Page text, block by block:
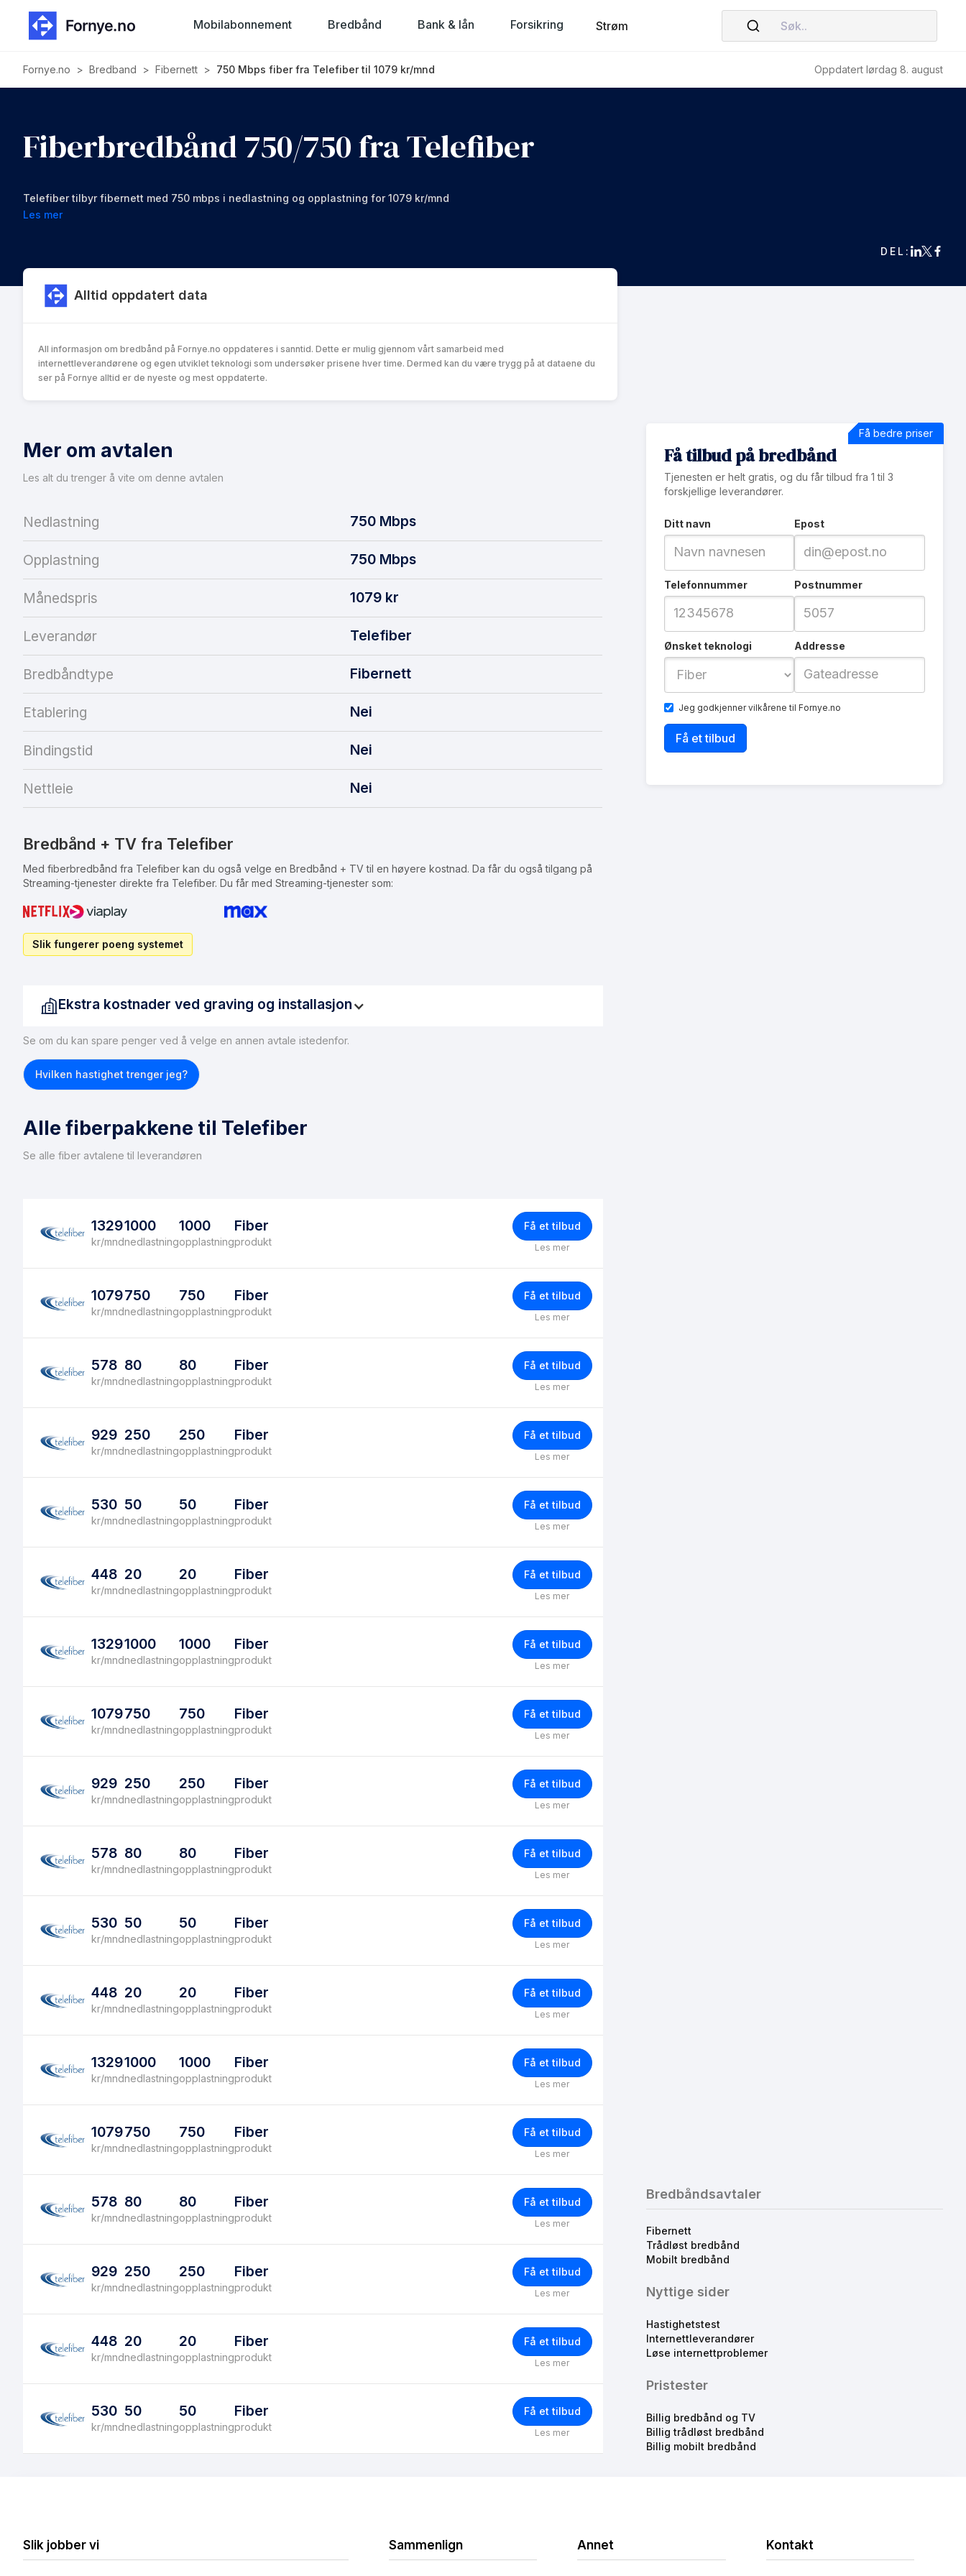
Mobilabonnement Bredbånd Bank & lån Forsikring Strøm Søk..
Fornye.no > Bredband > Fibernett > 750 Mbps fiber fra Telefiber til 1079 kr/mnd Oppdatert lørdag 8. august
Fiberbredbånd 750/750 fra Telefiber
Telefiber tilbyr fibernett med 750 mbps i nedlastning og opplastning for 1079 kr/mnd
Les mer
DEL:
Alltid oppdatert data
All informasjon om bredbånd på Fornye.no oppdateres i sanntid. Dette er mulig gjennom vårt samarbeid med
internettleverandørene og egen utviklet teknologi som undersøker prisene hver time. Dermed kan du være trygg på at dataene du
ser på Fornye alltid er de nyeste og mest oppdaterte.
Mer om avtalen
Les alt du trenger å vite om denne avtalen
Nedlastning 750 Mbps
Opplastning 750 Mbps
Månedspris 1079 kr
Leverandør Telefiber
Bredbåndtype Fibernett
Etablering Nei
Bindingstid Nei
Nettleie Nei
Bredbånd + TV fra Telefiber
Med fiberbredbånd fra Telefiber kan du også velge en Bredbånd + TV til en høyere kostnad. Da får du også tilgang på
Streaming-tjenester direkte fra Telefiber. Du får med Streaming-tjenester som:
Slik fungerer poeng systemet
Ekstra kostnader ved graving og installasjon
fiberforbindelse til boligen, kan du forvente gravekostnader på mellom 15 000 og 30 000 kroner. Det er viktig å
merke seg at ikke alle boliger er egnet for fiberinstallasjon. Hvis du befinner deg i en situasjon der fiber ikke kan
Se om du kan spare penger ved å velge en annen avtale istedenfor.
Hvilken hastighet trenger jeg?
Alle fiberpakkene til Telefiber
Se alle fiber avtalene til leverandøren
1329
kr/mnd
1000
nedlastning
1000
opplastning
Fiber
produkt
Få et tilbud
Les mer
1079
kr/mnd
750
nedlastning
750
opplastning
Fiber
produkt
Få et tilbud
Les mer
578
kr/mnd
80
nedlastning
80
opplastning
Fiber
produkt
Få et tilbud
Les mer
929
kr/mnd
250
nedlastning
250
opplastning
Fiber
produkt
Få et tilbud
Les mer
530
kr/mnd
50
nedlastning
50
opplastning
Fiber
produkt
Få et tilbud
Les mer
448
kr/mnd
20
nedlastning
20
opplastning
Fiber
produkt
Få et tilbud
Les mer
1329
kr/mnd
1000
nedlastning
1000
opplastning
Fiber
produkt
Få et tilbud
Les mer
1079
kr/mnd
750
nedlastning
750
opplastning
Fiber
produkt
Få et tilbud
Les mer
929
kr/mnd
250
nedlastning
250
opplastning
Fiber
produkt
Få et tilbud
Les mer
578
kr/mnd
80
nedlastning
80
opplastning
Fiber
produkt
Få et tilbud
Les mer
530
kr/mnd
50
nedlastning
50
opplastning
Fiber
produkt
Få et tilbud
Les mer
448
kr/mnd
20
nedlastning
20
opplastning
Fiber
produkt
Få et tilbud
Les mer
1329
kr/mnd
1000
nedlastning
1000
opplastning
Fiber
produkt
Få et tilbud
Les mer
1079
kr/mnd
750
nedlastning
750
opplastning
Fiber
produkt
Få et tilbud
Les mer
578
kr/mnd
80
nedlastning
80
opplastning
Fiber
produkt
Få et tilbud
Les mer
929
kr/mnd
250
nedlastning
250
opplastning
Fiber
produkt
Få et tilbud
Les mer
448
kr/mnd
20
nedlastning
20
opplastning
Fiber
produkt
Få et tilbud
Les mer
530
kr/mnd
50
nedlastning
50
opplastning
Fiber
produkt
Få et tilbud
Les mer
Få tilbud på bredbånd
Tjenesten er helt gratis, og du får tilbud fra 1 til 3
forskjellige leverandører.
Ditt navn Epost
Telefonnummer Postnummer
Ønsket teknologi Addresse
Jeg godkjennervilkårene til Fornye.no
Få bedre priser
Bredbåndsavtaler
Fibernett
Trådløst bredbånd
Mobilt bredbånd
Nyttige sider
Hastighetstest
Internettleverandører
Løse internettproblemer
Pristester
Billig bredbånd og TV
Billig trådløst bredbånd
Billig mobilt bredbånd
Slik jobber vi Sammenlign Annet Kontakt